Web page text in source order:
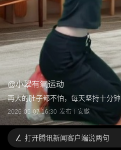
@小翠有氧运动
再大的肚子都不怕，每天坚持十分钟
2026-05-07 16:30 发布于安徽
打开腾讯新闻客户端说两句